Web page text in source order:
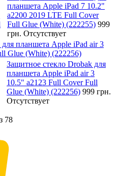
планшета Apple iPad 7 10.2"
a2200 2019 LTE Full Cover
Full Glue (White) (222255) 999
грн. Отсутствует
планшета Apple iPad air 3
Glue (White) (222256)
Защитное стекло Drobak для
планшета Apple iPad air 3
10.5" a2123 Full Cover Full
Glue (White) (222256) 999 грн.
Отсутствует
78